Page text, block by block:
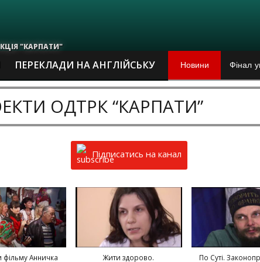
"КАРПАТИ"
ПЕРЕКЛАДИ НА АНГЛІЙСЬКУ Новини
Фінал
Чому
ОДТРК “КАРПАТИ”
Підписатись на канал
фільму Анничка
Жити здорово.
По Суті.